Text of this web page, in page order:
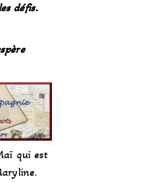
défis.
qui est